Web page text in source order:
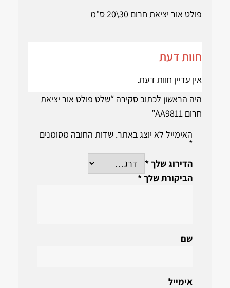
פולט אור יציאת חרום 30\20 ס"מ
חוות דעת
אין עדיין חוות דעת.
היה הראשון לכתוב סקירה “שלט פולט אור יציאת
חרום AA9811”
האימייל לא יוצג באתר. שדות החובה מסומנים
*
הדירוג שלך*
הביקורת שלך*
שם
אימייל